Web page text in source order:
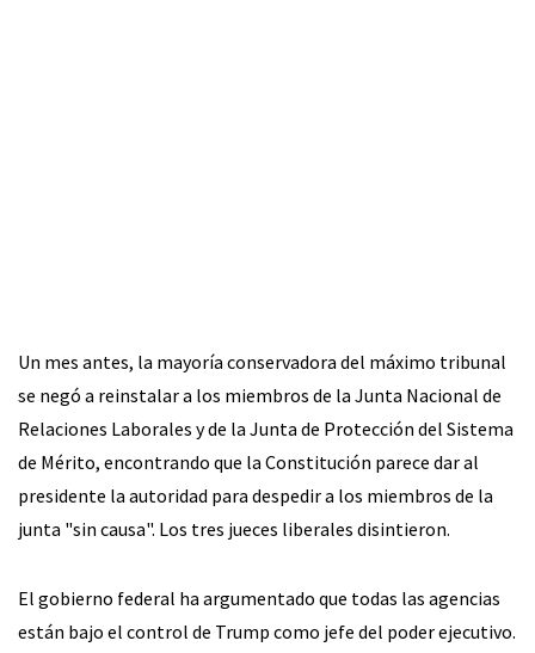
Un mes antes, la mayoría conservadora del máximo tribunal
se negó a reinstalar a los miembros de la Junta Nacional de
Relaciones Laborales y de la Junta de Protección del Sistema
de Mérito, encontrando que la Constitución parece dar al
presidente la autoridad para despedir a los miembros de la
junta "sin causa". Los tres jueces liberales disintieron.
El gobierno federal ha argumentado que todas las agencias
están bajo el control de Trump como jefe del poder ejecutivo.